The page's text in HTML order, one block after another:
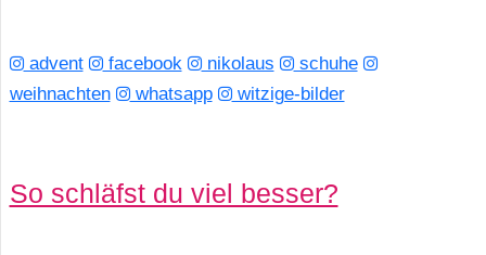
advent facebook nikolaus
schuhe
weihnachten
whatsapp witzige-bilder
So schläfst du viel besser?